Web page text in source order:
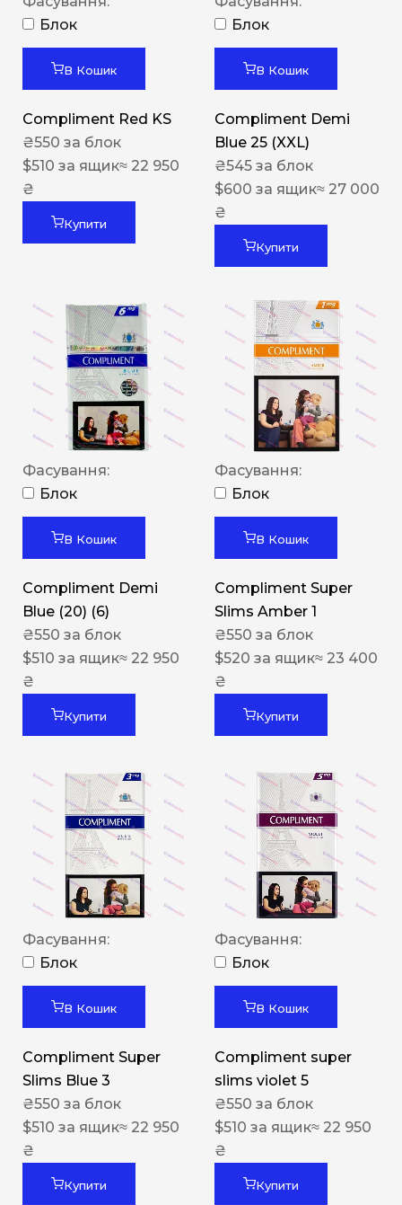
Блок
В Кошик
Compliment Red KS
₴550 за блок
$510 за ящик≈ 22 950
₴
Купити
Блок
В Кошик
Compliment Demi
Blue 25 (XXL)
₴545 за блок
$600 за ящик≈ 27 000
₴
Купити
Фасування:
Блок
В Кошик
Compliment Demi
Blue (20) (6)
₴550 за блок
$510 за ящик≈ 22 950
₴
Купити
Фасування:
Блок
В Кошик
Compliment Super
Slims Amber 1
₴550 за блок
$520 за ящик≈ 23 400
₴
Купити
Фасування:
Блок
В Кошик
Compliment Super
Slims Blue 3
₴550 за блок
$510 за ящик≈ 22 950
₴
Купити
Фасування:
Блок
В Кошик
Compliment super
slims violet 5
₴550 за блок
$510 за ящик≈ 22 950
₴
Купити